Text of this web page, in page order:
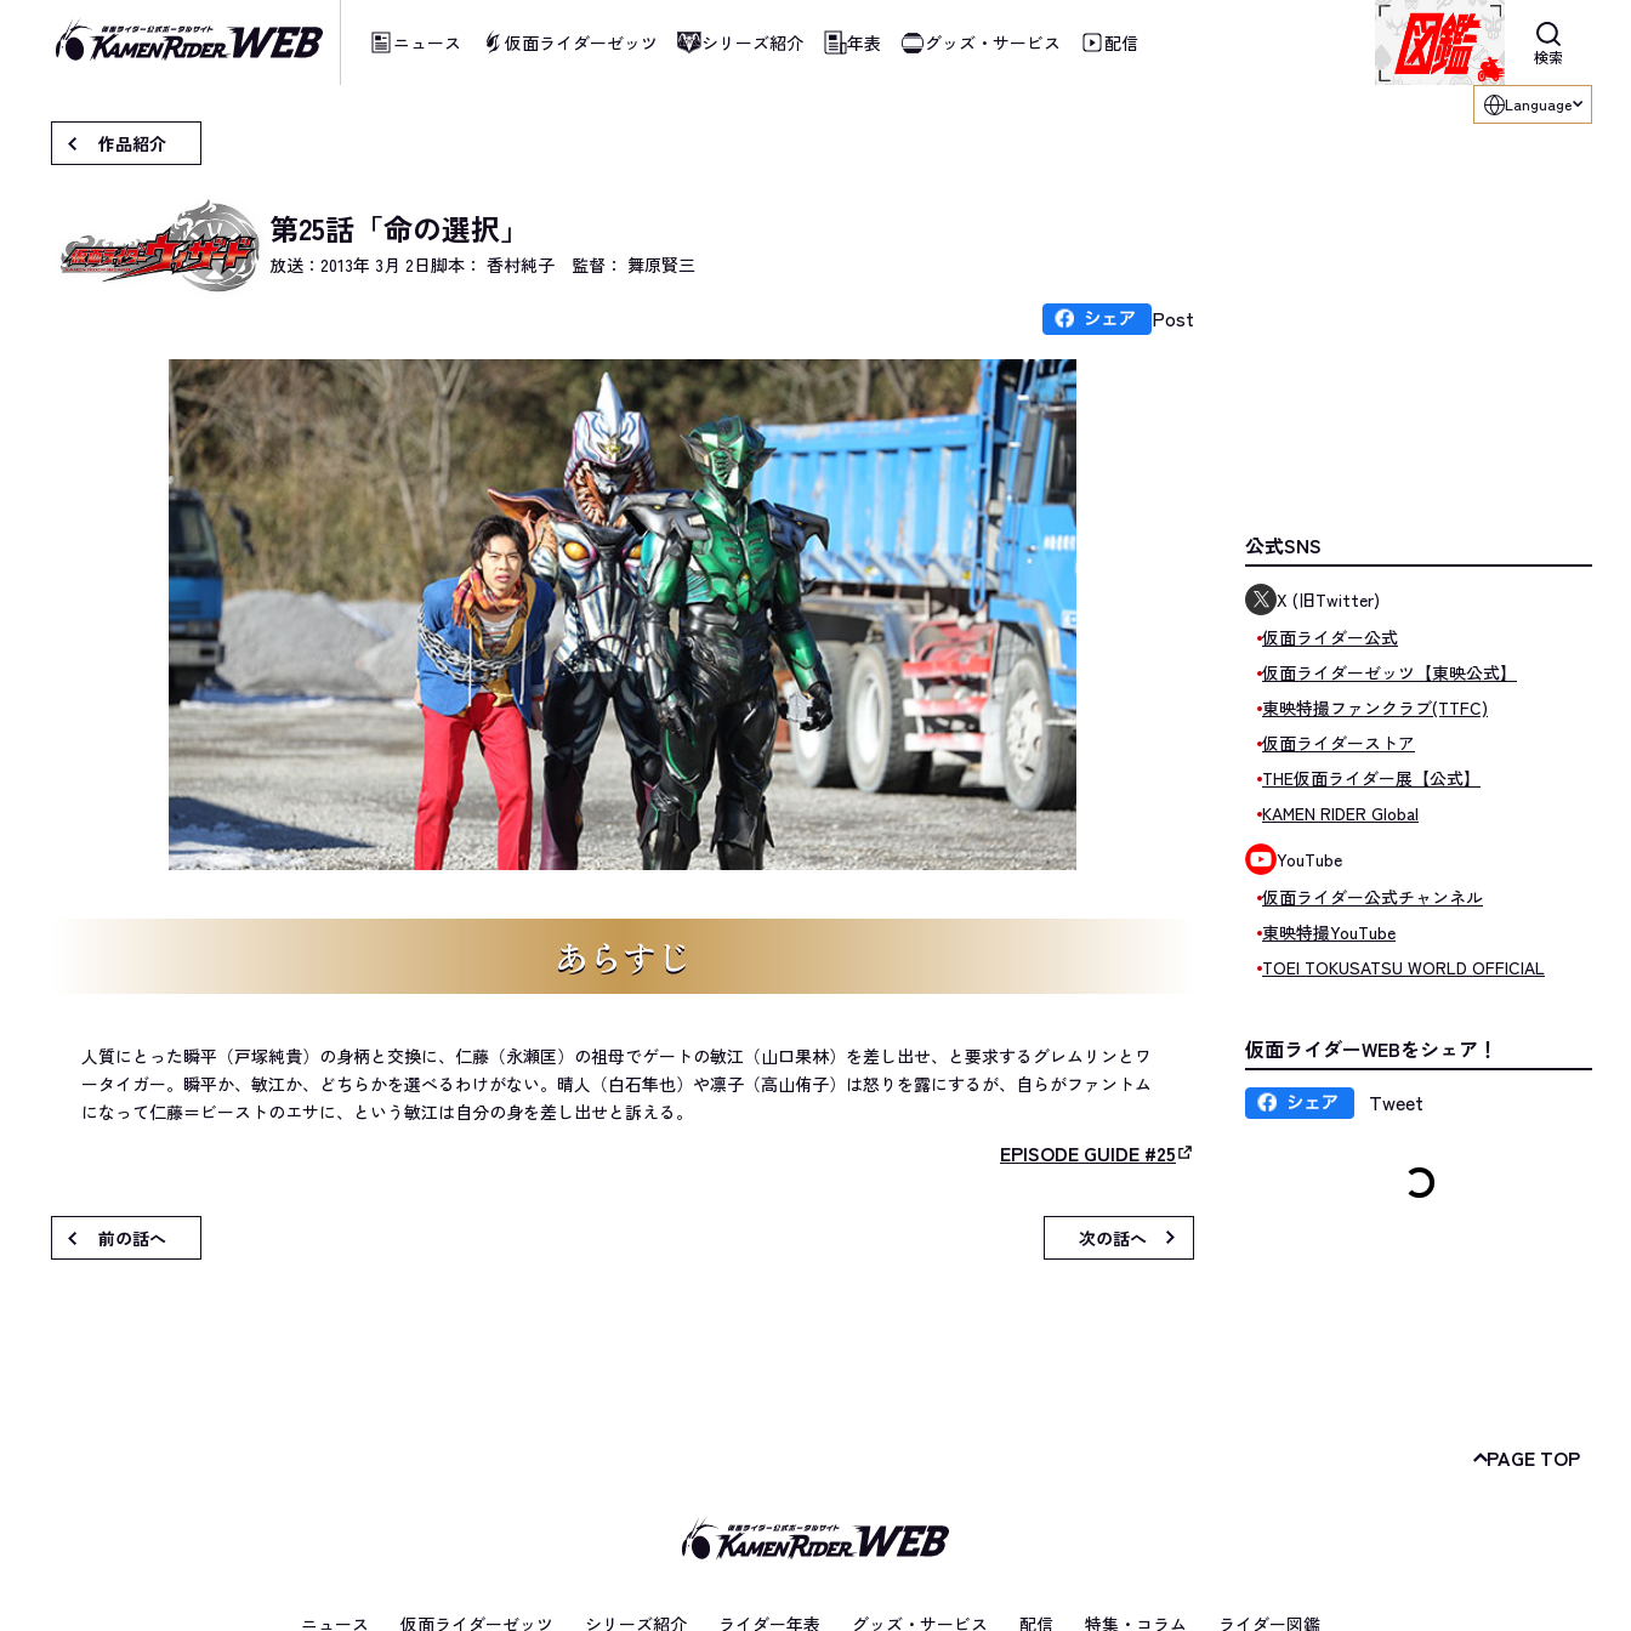
ニュース 仮面ライダーゼッツ シリーズ紹介 年表 グッズ・サービス 配信
検索
当サイトでは、機械的な自動翻訳サービスを使用しています。指定した言語に切り替わらないページは、ブラウザの翻訳機能をご利用ください。
Language
作品紹介
第25話「命の選択」
放送： 2013年 3月 2日脚本： 香村純子 監督： 舞原賢三
Post
あらすじ
人質にとった瞬平（戸塚純貴）の身柄と交換に、仁藤（永瀬匡）の祖母でゲートの敏江（山口果林）を差し出せ、と要求するグレムリンとワ
ータイガー。瞬平か、敏江か、どちらかを選べるわけがない。晴人（白石隼也）や凛子（高山侑子）は怒りを露にするが、自らがファントム
になって仁藤＝ビーストのエサに、という敏江は自分の身を差し出せと訴える。
EPISODE GUIDE #25
前の話へ 次の話へ
公式SNS
X (旧Twitter)
仮面ライダー公式
仮面ライダーゼッツ【東映公式】
東映特撮ファンクラブ(TTFC)
仮面ライダーストア
THE仮面ライダー展【公式】
KAMEN RIDER Global
YouTube
仮面ライダー公式チャンネル
東映特撮YouTube
TOEI TOKUSATSU WORLD OFFICIAL
仮面ライダーWEBをシェア！
Tweet
PAGE TOP
ニュース 仮面ライダーゼッツ シリーズ紹介 ライダー年表 グッズ・サービス 配信 特集・コラム ライダー図鑑